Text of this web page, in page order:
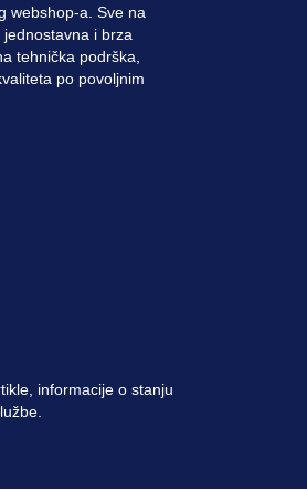
webshop-a. Sve na
i brza
tehnička podrška,
po povoljnim
informacije o stanju